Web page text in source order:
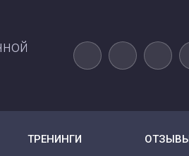
ТРЕНИНГИ ОТЗЫВЫ